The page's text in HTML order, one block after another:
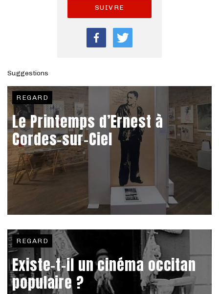
SUIVRE
Suggestions
REGARD
Le Printemps d’Ernest à
Cordes-sur-Ciel
REGARD
Existe-t-il un cinéma occitan
populaire ?